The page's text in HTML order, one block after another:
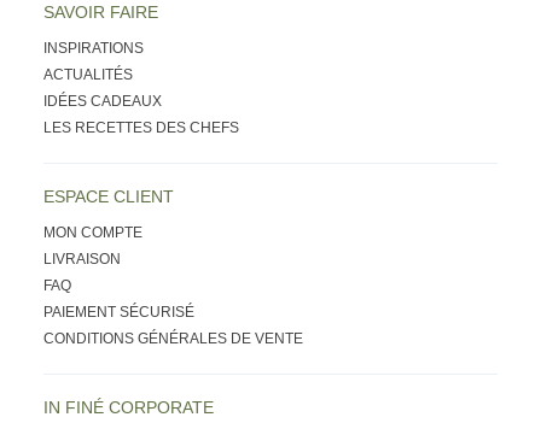
SAVOIR FAIRE
INSPIRATIONS
ACTUALITÉS
IDÉES CADEAUX
LES RECETTES DES CHEFS
ESPACE CLIENT
MON COMPTE
LIVRAISON
FAQ
PAIEMENT SÉCURISÉ
CONDITIONS GÉNÉRALES DE VENTE
IN FINÉ CORPORATE